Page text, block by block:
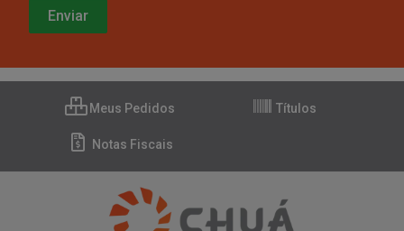
Meus Pedidos Títulos
Notas Fiscais